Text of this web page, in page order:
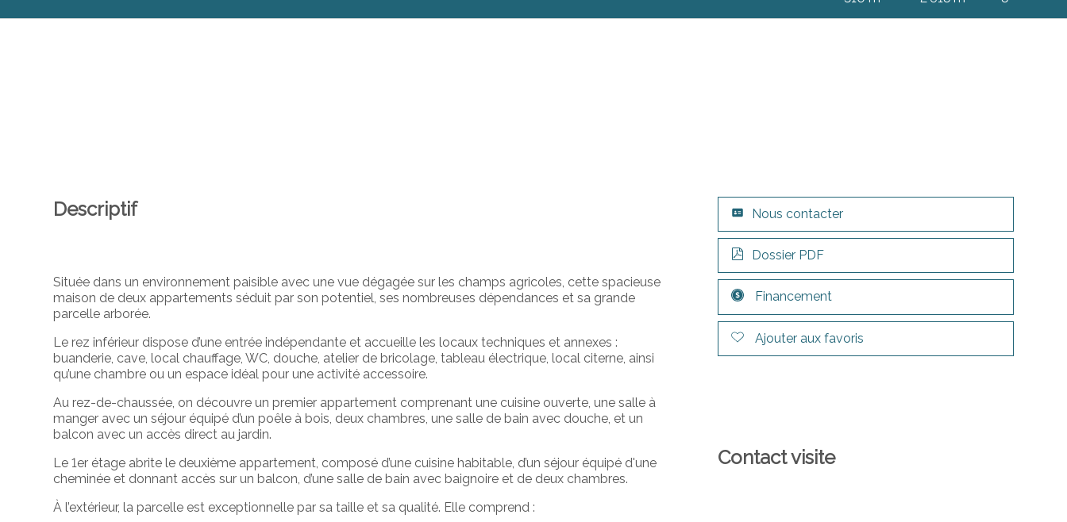
Descriptif
Située dansun environnementpaisible avecunevue dégagéesurles champs agricoles, cettespacieuse
maison de deux appartementsséduitparsonpotentiel,sesnombreuses dépendances etsa grande
parcelle arborée.
Lerezinférieur dispose d’une entréeindépendante et accueilleleslocauxtechniques et annexes :
buanderie, cave,local chauffage,WC, douche, atelier debricolage,tableau électrique,local citerne, ainsi
qu’une chambre ouun espaceidéalpourune activité accessoire.
Aurez-de-chaussée, on découvreunpremier appartement comprenantune cuisine ouverte,unesalle à
manger avec unséjour équipé d’unpoêle àbois, deux chambres,unesalle debain avec douche, etun
balcon avecun accès direct aujardin.
Le1er étage abritele deuxième appartement, composé d’une cuisinehabitable, d’unséjour équipé d'une
cheminée et donnant accès sur un balcon, d’unesalle debain avecbaignoire et de deux chambres.
Àl’extérieur,laparcelle est exceptionnelleparsataille etsa qualité. Elle comprend :
Nous contacter
Dossier PDF
Financement
Ajouter aux favoris
Contact visite